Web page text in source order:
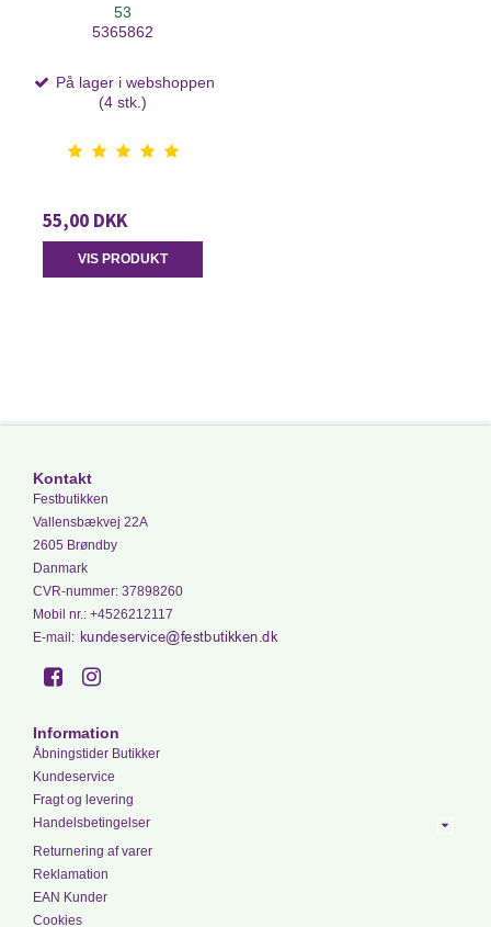
53
5365862
På lager i webshoppen
(4 stk.)
55,00 DKK
VIS PRODUKT
Kontakt
Festbutikken
Vallensbækvej 22A
2605 Brøndby
Danmark
CVR-nummer: 37898260
Mobil nr. : +4526212117
E-mail:
Information
Åbningstider Butikker
Kundeservice
Fragt og levering
Handelsbetingelser
Returnering af varer
Reklamation
EAN Kunder
Cookies